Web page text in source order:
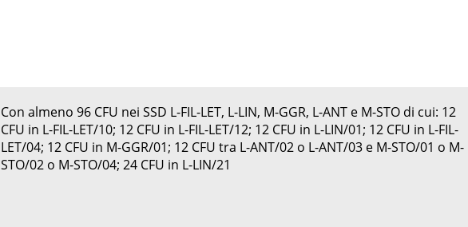
Con almeno 96 CFU nei SSD L-FIL-LET, L-LIN, M-GGR, L-ANT e M-STO di cui: 12
CFU in L-FIL-LET/10; 12 CFU in L-FIL-LET/12; 12 CFU in L-LIN/01; 12 CFU in L-FIL-
LET/04; 12 CFU in M-GGR/01; 12 CFU tra L-ANT/02 o L-ANT/03 e M-STO/01 o M-
STO/02 o M-STO/04; 24 CFU in L-LIN/21